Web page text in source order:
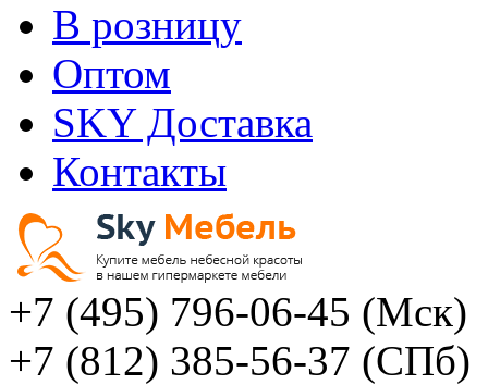
В розницу
Оптом
SKY Доставка
Контакты
+7 (495) 796-06-45 (Мск)
+7 (812) 385-56-37 (СПб)